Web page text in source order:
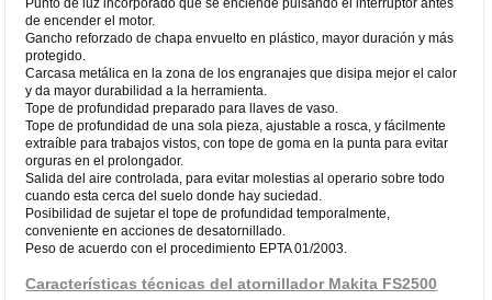
de encender el motor.
Gancho reforzado de chapa envuelto en plástico, mayor duración y más
protegido.
Carcasa metálica en la zona de los engranajes que disipa mejor el calor
y da mayor durabilidad a la herramienta.
Tope de profundidad preparado para llaves de vaso.
Tope de profundidad de una sola pieza, ajustable a rosca, y fácilmente
extraíble para trabajos vistos, con tope de goma en la punta para evitar
orguras en el prolongador.
Salida del aire controlada, para evitar molestias al operario sobre todo
cuando esta cerca del suelo donde hay suciedad.
Posibilidad de sujetar el tope de profundidad temporalmente,
conveniente en acciones de desatornillado.
Peso de acuerdo con el procedimiento EPTA 01/2003.
Características técnicas del atornillador Makita FS2500